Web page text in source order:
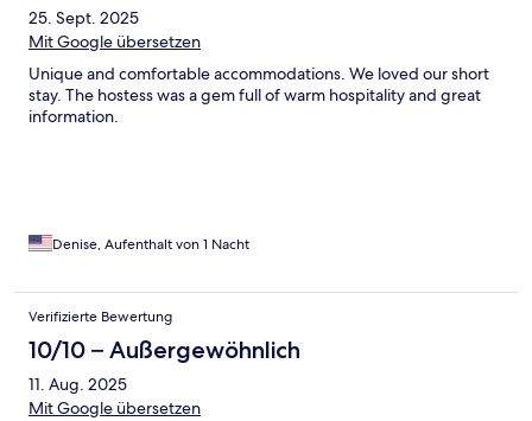
25. Sept. 2025
Mit Google übersetzen
Unique and comfortable accommodations. We loved our short
stay. The hostess was a gem full of warm hospitality and great
information.
Denise, Aufenthalt von 1 Nacht
Verifizierte Bewertung
10/10 – Außergewöhnlich
11. Aug. 2025
Mit Google übersetzen